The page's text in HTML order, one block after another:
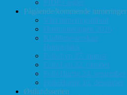
FIDEs regler
Pågående/kommende turneringer
Vårt turneringstilbud
Høstturneringen 2026
Klubbmesterskap
Hurtigsjakk
FolloLyn 27. august
FolloLyn 22. oktober
FolloHurtig 24. september
FolloHurtig 10. desember
Østlandsserien